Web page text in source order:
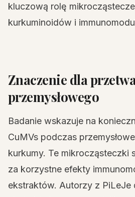
kluczową rolę
kurkuminoidów i
Znaczenie dla
przemysłowego
Badanie wskazuje na
CuMVs podczas
kurkumy. Te mikrocząsteczki
za korzystne efekty
ekstraktów. Autorzy z PiLeJe